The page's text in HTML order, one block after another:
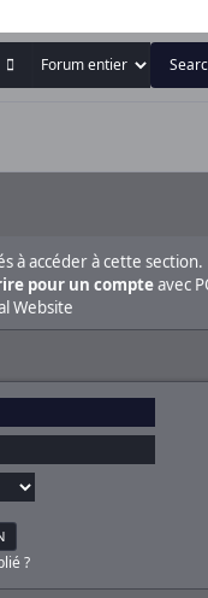
à accéder à cette section.
pour un compteavec
Website
?